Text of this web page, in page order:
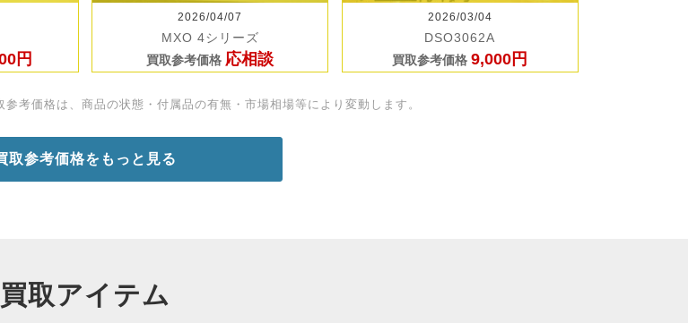
円
2026/04/07
MXO 4シリーズ
買取参考価格 応相談
2026/03/04
DSO3062A
買取参考価格9,000円
考価格は、商品の状態・付属品の有無・市場相場等により変動します。
取参考価格をもっと見る
買取アイテム